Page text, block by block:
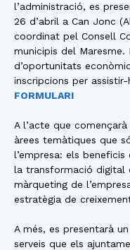
l’administració, es
26 d’abril a Can Jonc
coordinat pel Consell
municipis del
d’oportunitats
inscripcions per
FORMULARI
A l’acte que
àrees temàtiques que
l’empresa: els
la transformació digital
màrqueting de
estratègia de
A més, es presentarà
serveis que els